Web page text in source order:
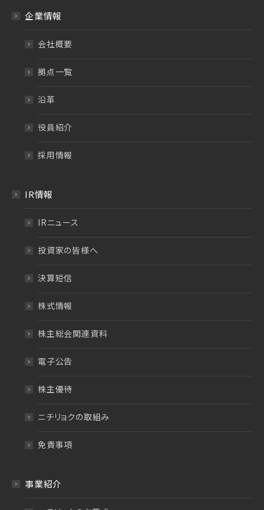
企業情報
会社概要
拠点一覧
沿革
役員紹介
採用情報
IR情報
IRニュース
投資家の皆様へ
決算短信
株式情報
株主総会関連資料
電子公告
株主優待
ニチリョクの取組み
免責事項
事業紹介